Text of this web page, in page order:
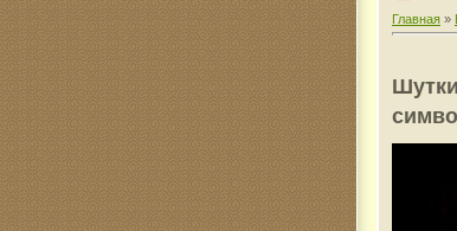
Главная »